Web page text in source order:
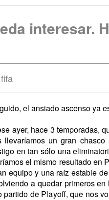
interesar.
fifa
el ansiado ascenso ya
ayer, hace 3 temporadas,
llevaríamos un gran
en tan sólo una
el mismo resultado en
equipo y una raíz estable
a quedar primeros
partido de Playoff, que nos